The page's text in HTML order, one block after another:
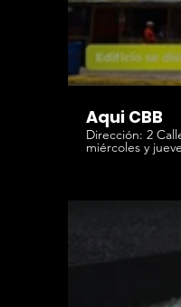
Aqui CBB
Dirección: 2 Calle Isidra